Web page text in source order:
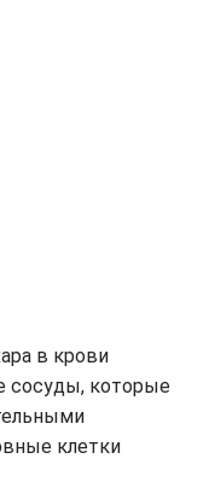
в крови
сосуды, которые
клетки